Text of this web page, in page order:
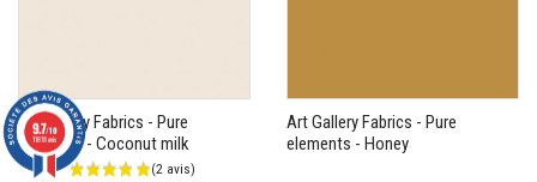
Art Gallery Fabrics - Pure
elements - Coconut milk
Art Gallery Fabrics - Pure
elements - Honey
9.7/10
11818 avis